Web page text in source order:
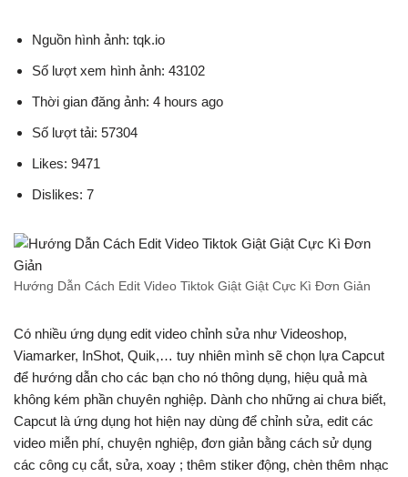
Nguồn hình ảnh: tqk.io
Số lượt xem hình ảnh: 43102
Thời gian đăng ảnh: 4 hours ago
Số lượt tải: 57304
Likes: 9471
Dislikes: 7
Hướng Dẫn Cách Edit Video Tiktok Giật Giật Cực Kì Đơn Giản
Có nhiều ứng dụng edit video chỉnh sửa như Videoshop,
Viamarker, InShot, Quik,… tuy nhiên mình sẽ chọn lựa Capcut
để hướng dẫn cho các bạn cho nó thông dụng, hiệu quả mà
không kém phần chuyên nghiệp. Dành cho những ai chưa biết,
Capcut là ứng dụng hot hiện nay dùng để chỉnh sửa, edit các
video miễn phí, chuyện nghiệp, đơn giản bằng cách sử dụng
các công cụ cắt, sửa, xoay ; thêm stiker động, chèn thêm nhạc